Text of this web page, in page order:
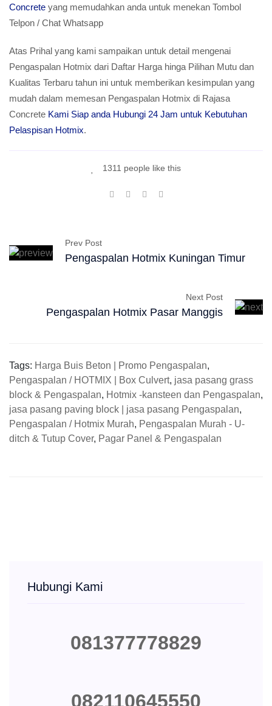
Concrete yang memudahkan anda untuk menekan Tombol
Telpon / Chat Whatsapp
Atas Prihal yang kami sampaikan untuk detail mengenai
Pengaspalan Hotmix dari Daftar Harga hinga Pilihan Mutu dan
Kualitas Terbaru tahun ini untuk memberikan kesimpulan yang
mudah dalam memesan Pengaspalan Hotmix di Rajasa
Concrete Kami Siap anda Hubungi 24 Jam untuk Kebutuhan
Pelaspisan Hotmix.
1311 people like this
Prev Post
Pengaspalan Hotmix Kuningan Timur
Next Post
Pengaspalan Hotmix Pasar Manggis
Tags: Harga Buis Beton | Promo Pengaspalan,
Pengaspalan / HOTMIX | Box Culvert, jasa pasang grass
block & Pengaspalan, Hotmix -kansteen dan Pengaspalan,
jasa pasang paving block | jasa pasang Pengaspalan,
Pengaspalan / Hotmix Murah, Pengaspalan Murah - U-
ditch & Tutup Cover, Pagar Panel & Pengaspalan
Hubungi Kami
081377778829
082110645550